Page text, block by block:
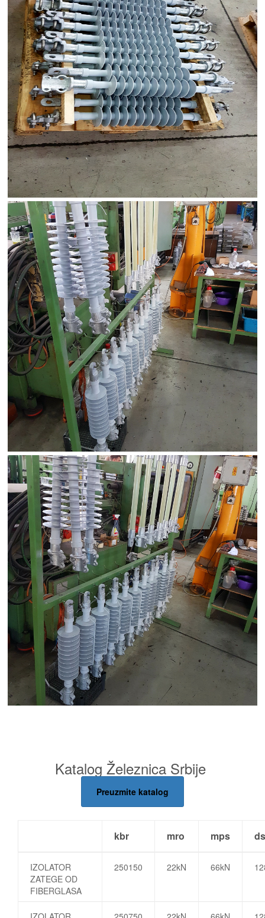
Katalog Železnica Srbije
Preuzmite katalog
kbr mro mps ds
IZOLATOR
ZATEGE OD
FIBERGLASA
250150 22kN 66kN